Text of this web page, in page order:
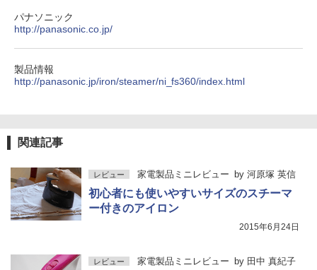
パナソニック
http://panasonic.co.jp/
製品情報
http://panasonic.jp/iron/steamer/ni_fs360/index.html
関連記事
レビュー 家電製品ミニレビュー by 河原塚 英信
初心者にも使いやすいサイズのスチーマ
ー付きのアイロン
2015年6月24日
レビュー 家電製品ミニレビュー by 田中 真紀子